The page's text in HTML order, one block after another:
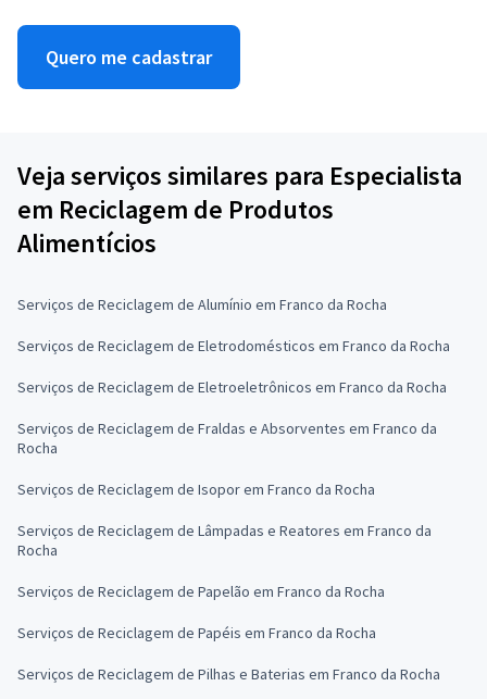
Quero me cadastrar
Veja serviços similares para Especialista
em Reciclagem de Produtos
Alimentícios
Serviços de Reciclagem de Alumínio em Franco da Rocha
Serviços de Reciclagem de Eletrodomésticos em Franco da Rocha
Serviços de Reciclagem de Eletroeletrônicos em Franco da Rocha
Serviços de Reciclagem de Fraldas e Absorventes em Franco da
Rocha
Serviços de Reciclagem de Isopor em Franco da Rocha
Serviços de Reciclagem de Lâmpadas e Reatores em Franco da
Rocha
Serviços de Reciclagem de Papelão em Franco da Rocha
Serviços de Reciclagem de Papéis em Franco da Rocha
Serviços de Reciclagem de Pilhas e Baterias em Franco da Rocha